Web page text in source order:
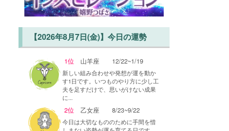
【2026年8月7日(金)】今日の運勢
1位 山羊座 12/22~1/19
新しい組み合わせや発想が運を動か
す1日です。いつものやり方に少し工
夫を足すだけで、思いがけない成果
に...
2位 乙女座 8/23~9/22
今日は大切なもののために手間を惜